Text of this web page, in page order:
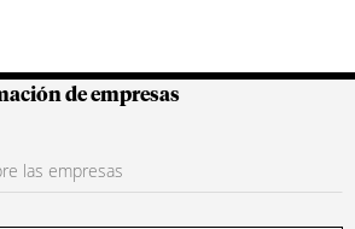
Colombianas
de empresas